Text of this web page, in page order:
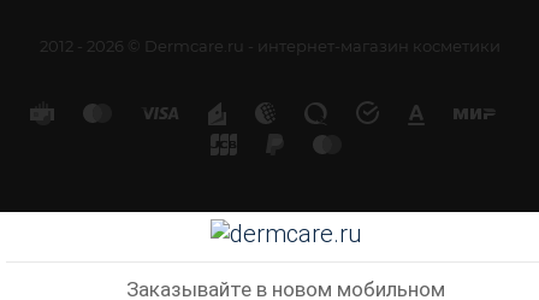
2012 - 2026 © Dermcare.ru - интернет-магазин косметики
Заказывайте в новом мобильном